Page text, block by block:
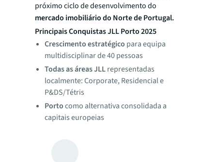
próximo ciclo de desenvolvimento do
mercado imobiliário do Norte de Portugal.
Principais Conquistas JLL Porto 2025
Crescimento estratégico para equipa
multidisciplinar de 40 pessoas
Todas as áreas JLLrepresentadas
localmente: Corporate, Residencial e
P&DS/Tétris
Portocomo alternativa consolidada a
capitais europeias